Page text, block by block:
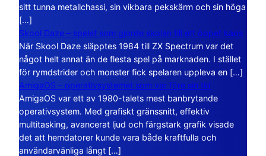
sitt tunna metallchassi, sin vikbara pekskärm och sin höga
[…]
Skool Daze – spelet som gjorde skolan till ett öppet kaos
När Skool Daze släpptes 1984 till ZX Spectrum var det
något helt annat än de flesta spel på marknaden. I stället
för rymdstrider och monster fick spelaren uppleva en […]
AmigaOS – operativsystemet som var före sin tid
AmigaOS var ett av 1980-talets mest banbrytande
operativsystem. Med grafiskt gränssnitt, effektiv
multitasking, avancerat ljud och färgstark grafik visade
det att hemdatorer kunde vara både kraftfulla och
användarvänliga långt […]